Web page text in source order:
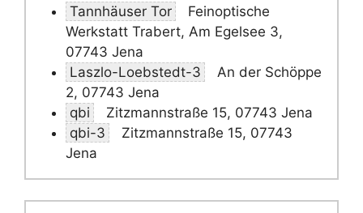
Tannhäuser Tor
Feinoptische
Werkstatt Trabert, Am Egelsee 3,
07743 Jena
Laszlo-Loebstedt-3
An der Schöppe
2, 07743 Jena
qbi
Zitzmannstraße 15, 07743 Jena
qbi-3
Zitzmannstraße 15, 07743
Jena